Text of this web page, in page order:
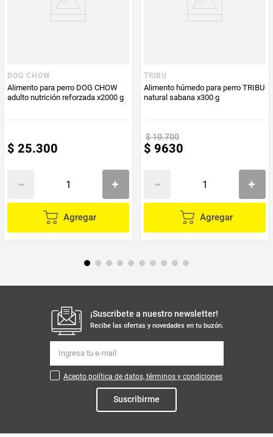
Producto (kg)
DOG CHOW
Alimento para perro DOG CHOW
adulto nutrición reforzada x2000 g
$ 25.300
Agregar
TRIBU
Alimento húmedo para perro TRIBU
natural sabana x300 g
$10.700
$ 9630
Agregar
¡Suscribete a nuestro newsletter!
Recibe las ofertas y novedades en tu buzón.
Acepto política de datos, términos y condiciones
Suscribirme